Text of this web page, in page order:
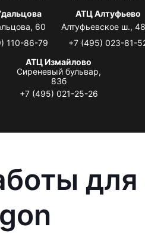
60
110-86-79
АТЦ Алтуфьево
Алтуфьевское ш.,
+7 (495) 023-81-
АТЦ Измайлово
Сиреневый бульвар,
83б
+7 (495) 021-25-26